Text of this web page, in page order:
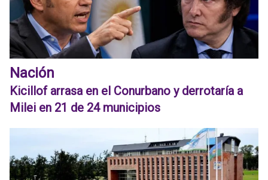
Nación
Kicillof arrasa en el Conurbano y derrotaría a
Milei en 21 de 24 municipios